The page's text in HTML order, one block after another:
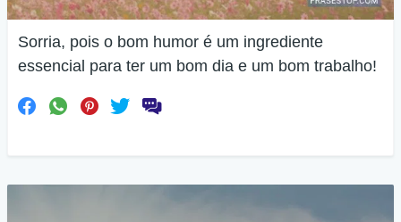
Sorria, pois o bom humor é um ingrediente
essencial para ter um bom dia e um bom trabalho!